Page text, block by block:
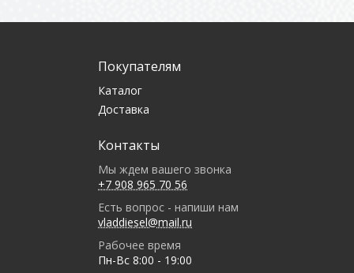
Покупателям
Каталог
Доставка
Контакты
Мы ждем вашего звонка
+7 908 965 70 56
Есть вопрос - напиши нам
vladdiesel@mail.ru
Рабочее время
Пн-Вс 8:00 - 19:00